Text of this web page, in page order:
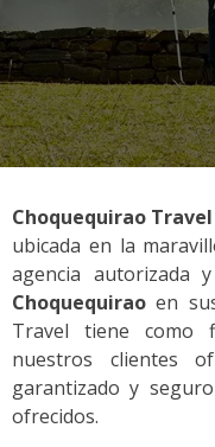
Choquequirao Travel
ubicada en la
agencia autorizada
Choquequirao en
Travel tiene como
nuestros clientes
garantizado y
ofrecidos.